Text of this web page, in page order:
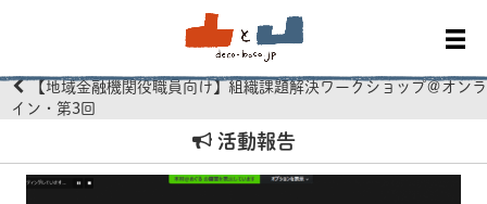
【地域金融機関役職員向け】組織課題解決ワークショップ＠オンラ
イン・第3回
活動報告